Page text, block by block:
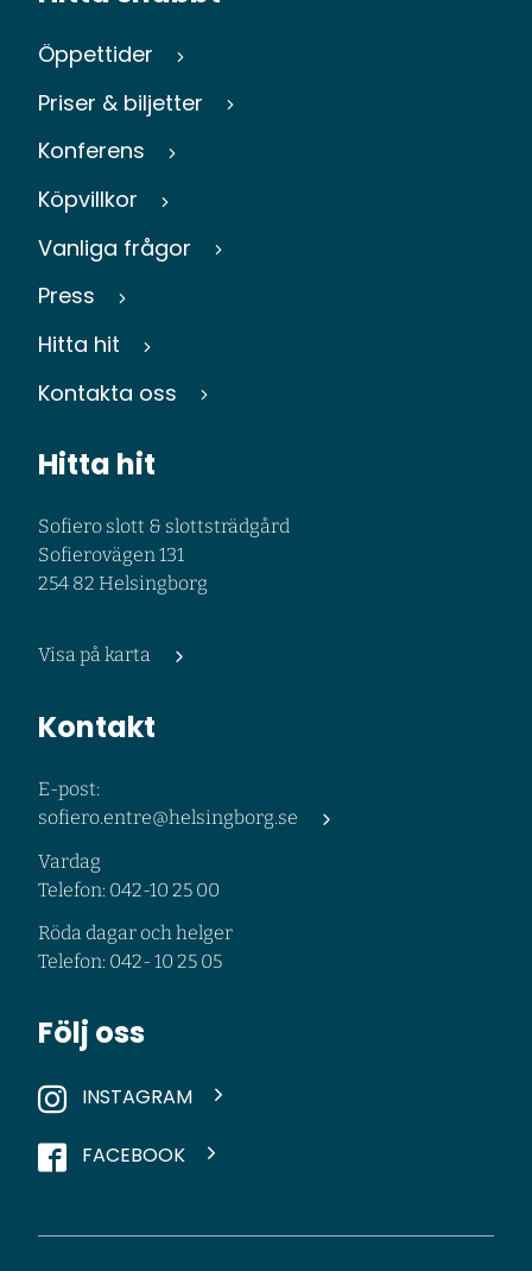
Öppettider
Priser & biljetter
Konferens
Köpvillkor
Vanliga frågor
Press
Hitta hit
Kontakta oss
Hitta hit
Sofiero slott & slottsträdgård
Sofierovägen 131
254 82 Helsingborg
Visa på karta
Kontakt
E-post:
sofiero.entre@helsingborg.se
Vardag
Telefon: 042-10 25 00
Röda dagar och helger
Telefon: 042- 10 25 05
Följ oss
INSTAGRAM
FACEBOOK